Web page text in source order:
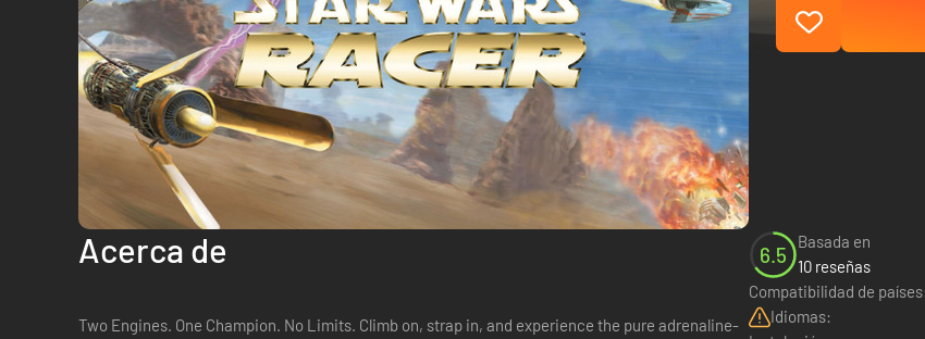
Acerca de
Two Engines. One Champion. No Limits. Climb on, strap in, and experience the pure adrenaline-
6.5
Basada en
10 reseñas
Compatibilidad de
Idiomas: